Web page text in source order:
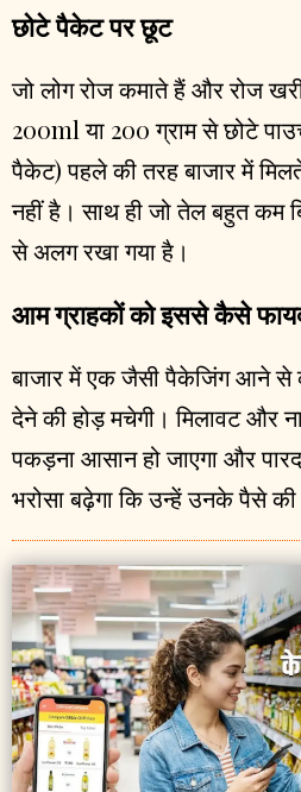
छोटे पैकेट पर छूट
जो लोग रोज कमाते हैं और रोज
200ml या 200 ग्राम से छोटे
पैकेट) पहले की तरह बाजार में
नहीं है। साथ ही जो तेल बहुत कम
से अलग रखा गया है।
आम ग्राहकों को इससे कैसे
बाजार में एक जैसी पैकेजिंग आने से
देने की होड़ मचेगी। मिलावट और
पकड़ना आसान हो जाएगा और
भरोसा बढ़ेगा कि उन्हें उनके पैसे की